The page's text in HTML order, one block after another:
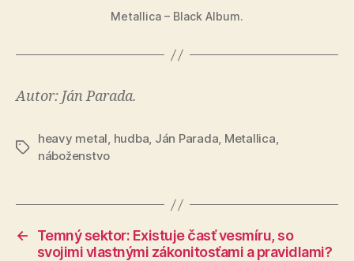
Metallica – Black Album.
Autor: Ján Parada.
Značky
heavy metal, hudba, Ján Parada, Metallica,
náboženstvo
←
Temný sektor: Existuje časť vesmíru, so
svojimi vlastnými zákonitosťami a pravidlami?